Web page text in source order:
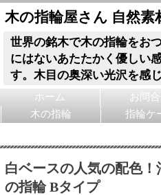
木の指輪屋さん 自然素
世界の銘木で木の指輪をお
にはないあたたかく優しい
す。木目の奥深い光沢を感
ホーム お問
木の指輪
指輪ケ
白ベースの人気の配色
の指輪 Bタイプ